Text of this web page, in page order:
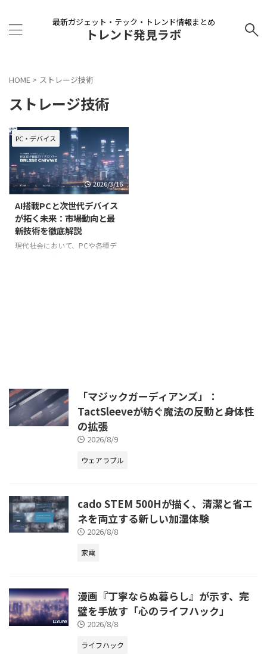
最新ガジェット・テック・トレンド情報まとめ
トレンド発見ラボ
HOME > ストレージ技術
ストレージ技術
PC・デバイス
2026/3/16
AI搭載PCと次世代デバイス
が拓く未来：市場動向と最
新技術を徹底解説
現代社会において、PCや各種デ
して新たなアプリケーションの可
能性を広げています。 本記事で
は、2024年から2026年にかけて
の最新のWeb情報を基に、PC・
デバイス市場の現 ...
「マジックガーディアンズ」：
TactSleeveが紡ぐ魔法の反動と身体性
の拡張
2026/8/9
ウェアラブル
cado STEM 500Hが描く、清潔と省エ
ネを両立する新しい加湿体験
2026/8/8
家電
漫画『丁寧ならぬ暮らし』が示す、完
璧を手放す「心のライフハック」
2026/8/8
ライフハック